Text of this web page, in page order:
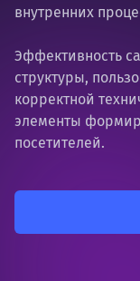
внутренних
Эффективность
структуры,
корректной
элементы
посетителей.